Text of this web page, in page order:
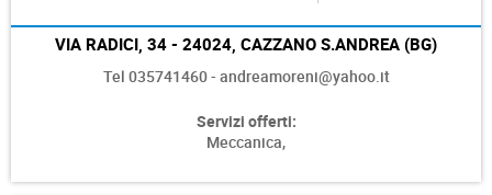
VIA RADICI, 34 - 24024, CAZZANO S.ANDREA (BG)
Tel 035741460 - andreamoreni@yahoo.it
Servizi offerti:
Meccanica,